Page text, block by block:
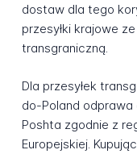
dostaw dla tego
przesyłki krajowe
transgraniczną.
Dla przesyłek
do-Poland odprawa
Poshta zgodnie z
Europejskiej.